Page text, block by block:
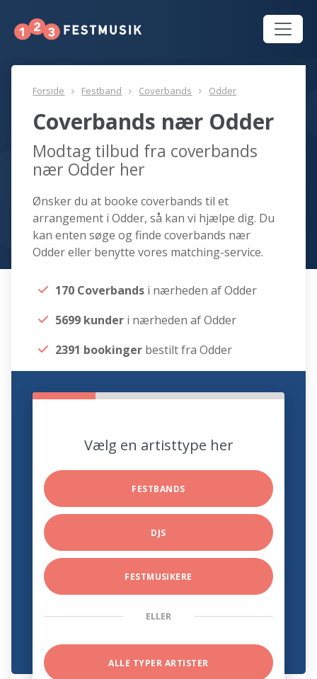
Forside Festband Coverbands Odder
Coverbands nær Odder
Modtag tilbud fra coverbands
nær Odder her
Ønsker du at booke coverbands til et
arrangement i Odder, så kan vi hjælpe dig. Du
kan enten søge og finde coverbands nær
Odder eller benytte vores matching-service.
170 Coverbands i nærheden af Odder
5699 kunder i nærheden af Odder
2391 bookinger bestilt fra Odder
Vælg en artisttype her
FESTBANDS
DJS
FESTMUSIKERE
ELLER
ALLE TYPER ARTISTER